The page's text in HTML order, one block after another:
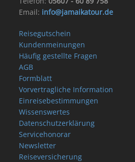
Email: info@jamaikatour.de
Reisegutschein
Kundenmeinungen
Häufig gestellte Fragen
AGB
Formblatt
Vorvertragliche Information
Einreisebestimmungen
Wissenswertes
Datenschutzerklärung
Servicehonorar
Newsletter
Reiseversicherung